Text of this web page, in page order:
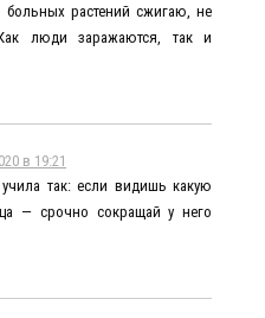
больных растений сжигаю, не
люди заражаются, так и
в 19:21
так: если видишь какую
— срочно сокращай у него